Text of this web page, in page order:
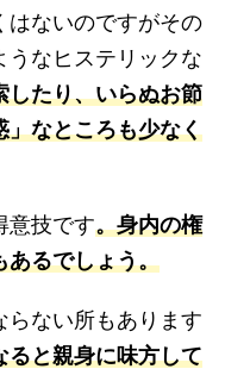
はないのですがその
うなヒステリックな
したり、いらぬお節
」なところも少なく
意技です。身内の権
あるでしょう。
らない所もあります
ると親身に味方して